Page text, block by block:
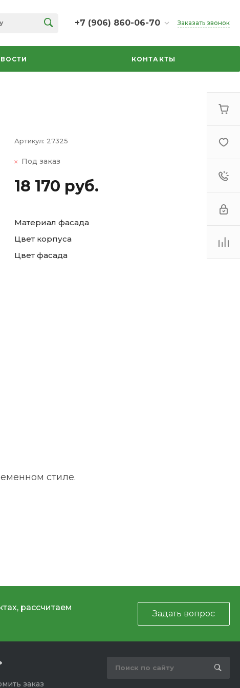
+7 (906) 860-06-70
+7 (906) 860-06-70
г. Челябинск, ТК Кольцо,
секция 35
Заказать звонок
КОНТАКТЫ
Артикул: 27325
Под заказ
18 170 руб.
Материал фасада
Цвет корпуса
Цвет фасада
стиле.
рассчитаем
Задать вопрос
заказ